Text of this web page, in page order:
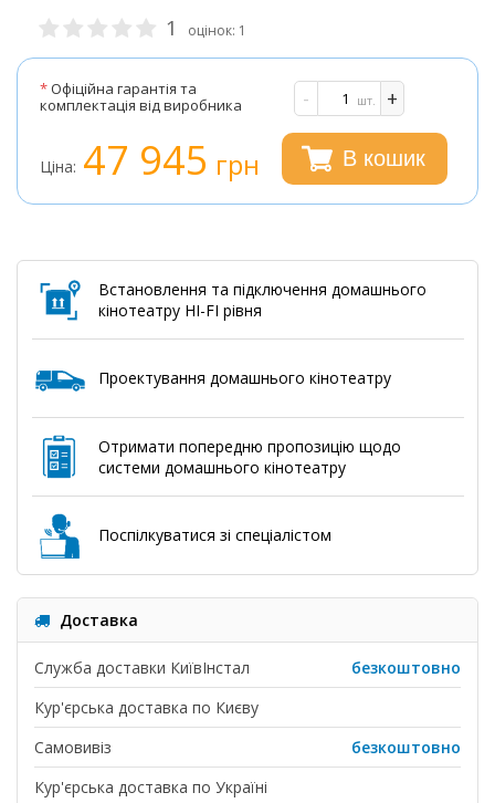
1 оцінок: 1
*Офіційна гарантія та
комплектація від виробника
- +
шт.
Ціна: 47 945 грн В кошик
Встановлення та підключення домашнього
кінотеатру HI-FI рівня
Проектування домашнього кінотеатру
Отримати попередню пропозицію щодо
системи домашнього кінотеатру
Поспілкуватися зі спеціалістом
Доставка
Служба доставки КиївІнстал
безкоштовно
Кур'єрська доставка по Києву
Самовивіз
безкоштовно
Кур'єрська доставка по Україні